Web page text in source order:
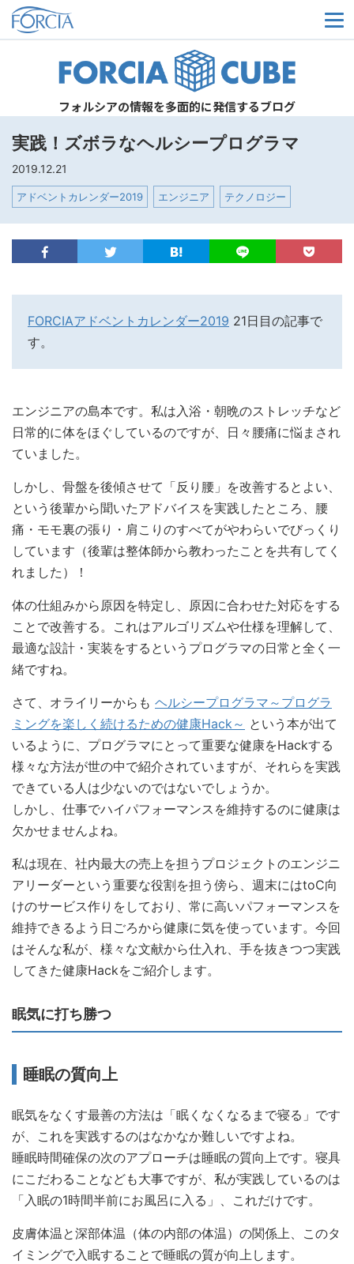
メ
フォルシアの情報を多面的に発信するブログ
実践！ズボラなヘルシープログラマ
2019.12.21
アドベントカレンダー2019 エンジニア テクノロジー
FORCIAアドベントカレンダー2019 21日目の記事で
す。
エンジニアの島本です。私は入浴・朝晩のストレッチなど
日常的に体をほぐしているのですが、日々腰痛に悩まされ
ていました。
しかし、骨盤を後傾させて「反り腰」を改善するとよい、
という後輩から聞いたアドバイスを実践したところ、腰
痛・モモ裏の張り・肩こりのすべてがやわらいでびっくり
しています（後輩は整体師から教わったことを共有してく
れました）！
体の仕組みから原因を特定し、原因に合わせた対応をする
ことで改善する。これはアルゴリズムや仕様を理解して、
最適な設計・実装をするというプログラマの日常と全く一
緒ですね。
さて、オライリーからも ヘルシープログラマ～プログラ
ミングを楽しく続けるための健康Hack～ という本が出て
いるように、プログラマにとって重要な健康をHackする
様々な方法が世の中で紹介されていますが、それらを実践
できている人は少ないのではないでしょうか。
しかし、仕事でハイパフォーマンスを維持するのに健康は
欠かせませんよね。
私は現在、社内最大の売上を担うプロジェクトのエンジニ
アリーダーという重要な役割を担う傍ら、週末にはtoC向
けのサービス作りをしており、常に高いパフォーマンスを
維持できるよう日ごろから健康に気を使っています。今回
はそんな私が、様々な文献から仕入れ、手を抜きつつ実践
してきた健康Hackをご紹介します。
眠気に打ち勝つ
睡眠の質向上
眠気をなくす最善の方法は「眠くなくなるまで寝る」です
が、これを実践するのはなかなか難しいですよね。
睡眠時間確保の次のアプローチは睡眠の質向上です。寝具
にこだわることなども大事ですが、私が実践しているのは
「入眠の1時間半前にお風呂に入る」、これだけです。
皮膚体温と深部体温（体の内部の体温）の関係上、このタ
イミングで入眠することで睡眠の質が向上します。